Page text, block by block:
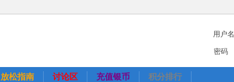
用户名
密码
放松指南 讨论区 充值银币 积分排行